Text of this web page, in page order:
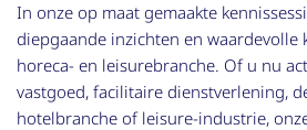
In onze op maat gemaakte
diepgaande inzichten en waardevolle
horeca- en leisurebranche. Of u nu
vastgoed, facilitaire dienstverlening,
hotelbranche of leisure-industrie,